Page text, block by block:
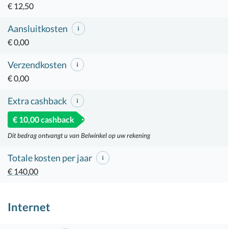
€ 12,50
Aansluitkosten
€ 0,00
Verzendkosten
€ 0,00
Extra cashback
€ 10,00 cashback
Dit bedrag ontvangt u van Belwinkel op uw rekening
Totale kosten per jaar
€ 140,00
Internet